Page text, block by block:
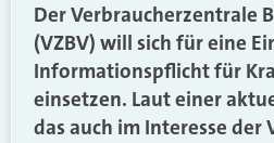
Der Verbraucherzentrale
(VZBV) will sich für eine
Informationspflicht für
einsetzen. Laut einer
das auch im Interesse der